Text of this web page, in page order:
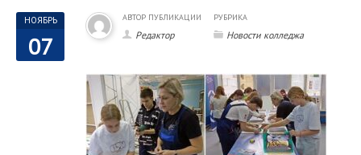
НОЯБРЬ
07
АВТОР ПУБЛИКАЦИИ
Редактор
РУБРИКА
Новости колледжа